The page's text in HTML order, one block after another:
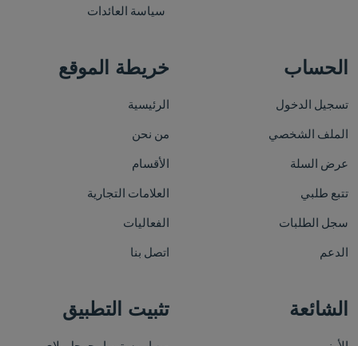
سياسة العائدات
الحساب
تسجيل الدخول
الملف الشخصي
عرض السلة
تتبع طلبي
سجل الطلبات
الدعم
خريطة الموقع
الرئيسية
من نحن
الأقسام
العلامات التجارية
الفعاليات
اتصل بنا
الشائعة تثبيت التطبيق